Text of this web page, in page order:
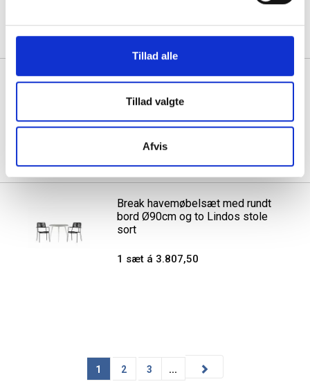
Tillad alle
Tillad valgte
Afvis
Break havemøbelsæt med bord
Break havemøbelsæt med rundt
bord Ø90cm og to Lindos stole
sort
1 sæt á 3.807,50
1 2 3 ...